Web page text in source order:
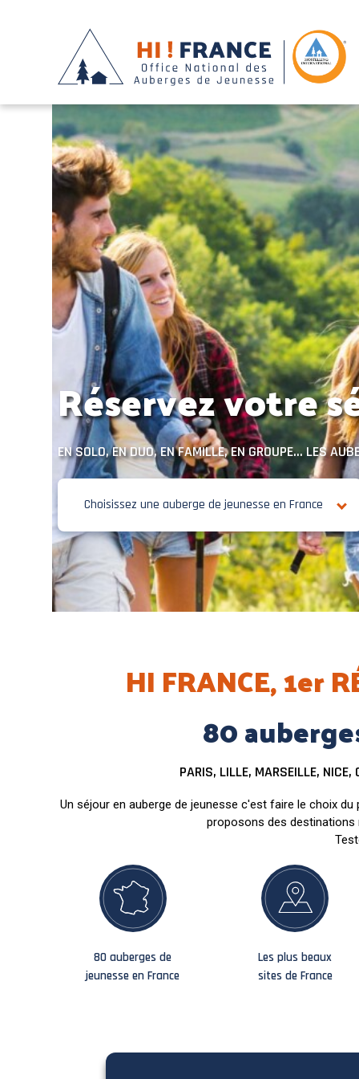
Réservez votre
EN SOLO, EN DUO, EN FAMILLE, EN GROUPE... LES
Choisissez une auberge de jeunesse en France
HI FRANCE, 1er
80
PARIS, LILLE, MARSEILLE,
Un séjour en auberge de jeunesse c'est faire le choix
proposons des destinations
80 auberges de
jeunesse en France
Les plus beaux
sites de France